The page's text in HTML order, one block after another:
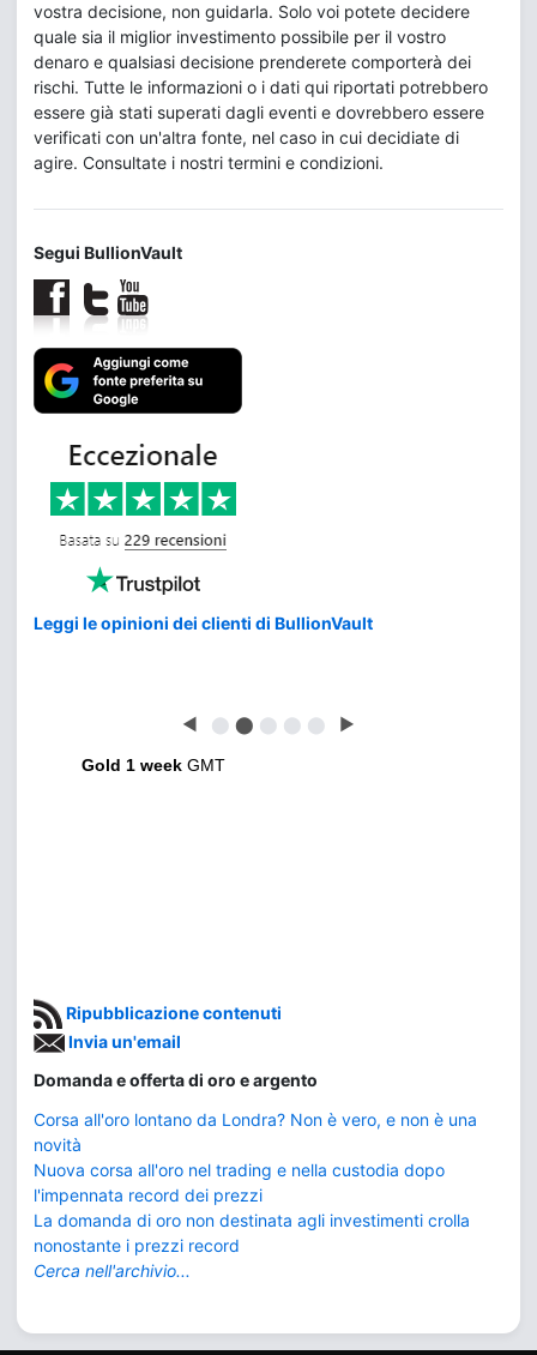
vostra decisione, non guidarla. Solo voi potete decidere
quale sia il miglior investimento possibile per il vostro
denaro e qualsiasi decisione prenderete comporterà dei
rischi. Tutte le informazioni o i dati qui riportati potrebbero
essere già stati superati dagli eventi e dovrebbero essere
verificati con un'altra fonte, nel caso in cui decidiate di
agire. Consultate i nostri termini e condizioni.
Segui BullionVault
Leggi le opinioni dei clienti di BullionVault
◀ ⬤ ⬤ ⬤ ⬤ ⬤ ▶
Gold 1 week GMT
Ripubblicazione contenuti
Invia un'email
Domanda e offerta di oro e argento
Corsa all'oro lontano da Londra? Non è vero, e non è una
novità
Nuova corsa all'oro nel trading e nella custodia dopo
l'impennata record dei prezzi
La domanda di oro non destinata agli investimenti crolla
nonostante i prezzi record
Cerca nell'archivio...